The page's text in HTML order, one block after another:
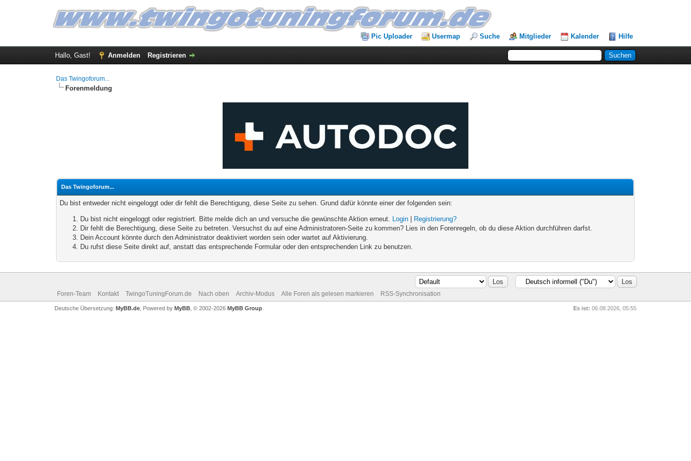
Pic Uploader Usermap Suche Mitglieder Kalender Hilfe
Hallo, Gast! Anmelden Registrieren
Das Twingoforum...
Forenmeldung
Das Twingoforum...
Du bist entweder nicht eingeloggt oder dir fehlt die Berechtigung, diese Seite zu sehen. Grund dafür könnte einer der folgenden sein:
Du bist nicht eingeloggt oder registriert. Bitte melde dich an und versuche die gewünschte Aktion erneut. Login
Registrierung?
Dir fehlt die Berechtigung, diese Seite zu betreten. Versuchst du auf eine Administratoren-Seite zu kommen? Lies in den Forenregeln, ob du diese Aktion durchführen darfst.
Dein Account könnte durch den Administrator deaktiviert worden sein oder wartet auf Aktivierung.
Du rufst diese Seite direkt auf, anstatt das entsprechende Formular oder den entsprechenden Link zu benutzen.
Foren-Team Kontakt TwingoTuningForum.de Nach oben Archiv-Modus Alle Foren als gelesen markieren RSS-Synchronisation
Es ist: 06.08.2026, 05:55
Deutsche Übersetzung: MyBB.de, Powered by MyBB, © 2002-2026 MyBB Group.